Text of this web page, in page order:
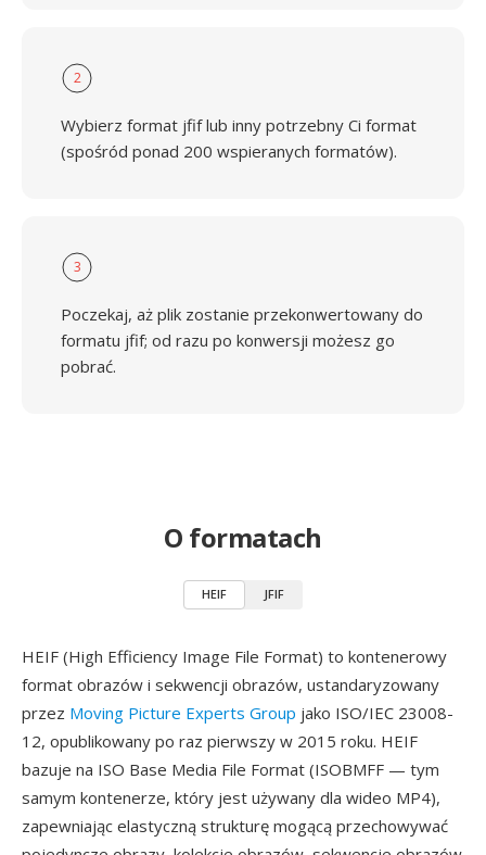
2
Wybierz format jfif lub inny potrzebny Ci format
(spośród ponad 200 wspieranych formatów).
3
Poczekaj, aż plik zostanie przekonwertowany do
formatu jfif; od razu po konwersji możesz go
pobrać.
O formatach
HEIF JFIF
HEIF (High Efficiency Image File Format) to kontenerowy
format obrazów i sekwencji obrazów, ustandaryzowany
przez Moving Picture Experts Group jako ISO/IEC 23008-
12, opublikowany po raz pierwszy w 2015 roku. HEIF
bazuje na ISO Base Media File Format (ISOBMFF — tym
samym kontenerze, który jest używany dla wideo MP4),
zapewniając elastyczną strukturę mogącą przechowywać